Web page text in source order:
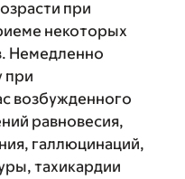
при
некоторых
Немедленно
при
возбужденного
равновесия,
галлюцинаций,
тахикардии